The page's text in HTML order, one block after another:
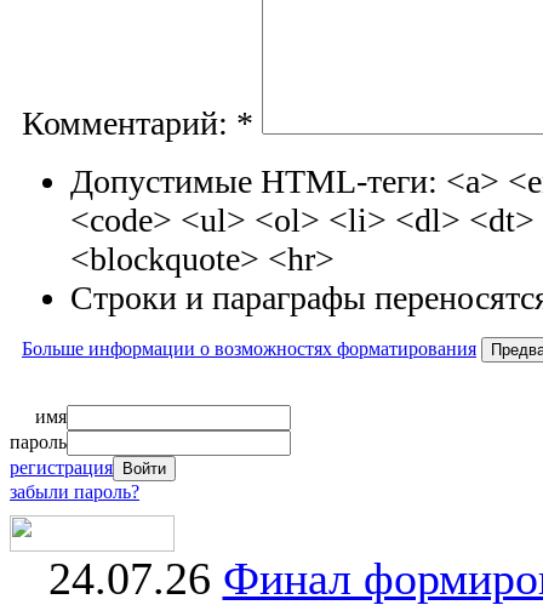
Комментарий: *
Допустимые HTML-теги: <a>
<code> <ul> <ol> <li> <dl> <dt>
<blockquote> <hr>
Строки и параграфы
Больше информации о возможностях форматирования
имя
пароль
регистрация
забыли пароль?
24.07.26 Финал